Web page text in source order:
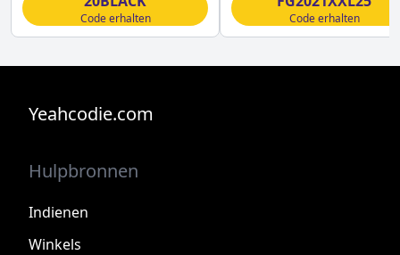
Code erhalten Code erhalten
Yeahcodie.com
Hulpbronnen
Indienen
Winkels